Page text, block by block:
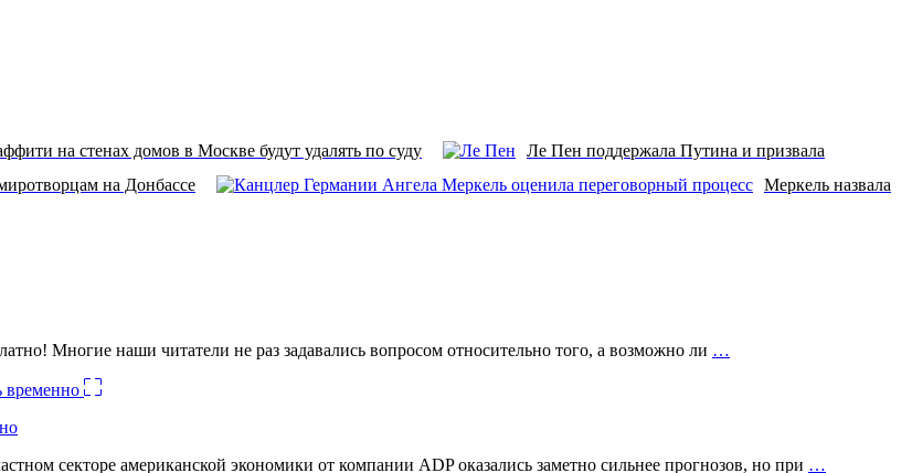
на стенах домов в Москве будут удалять по суду
Ле Пен поддержала Путина и призвала
на Донбассе
Меркель назвала
Многие наши читатели не раз задавались вопросом относительно того, а возможно ли …
секторе американской экономики от компании ADP оказались заметно сильнее прогнозов, но при …